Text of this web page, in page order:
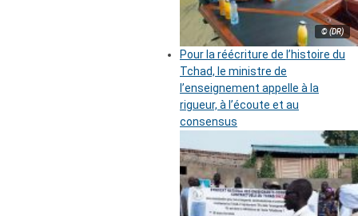
© (DR)
Pour la réécriture de l’histoire du
Tchad, le ministre de
l’enseignement appelle à la
rigueur, à l’écoute et au
consensus